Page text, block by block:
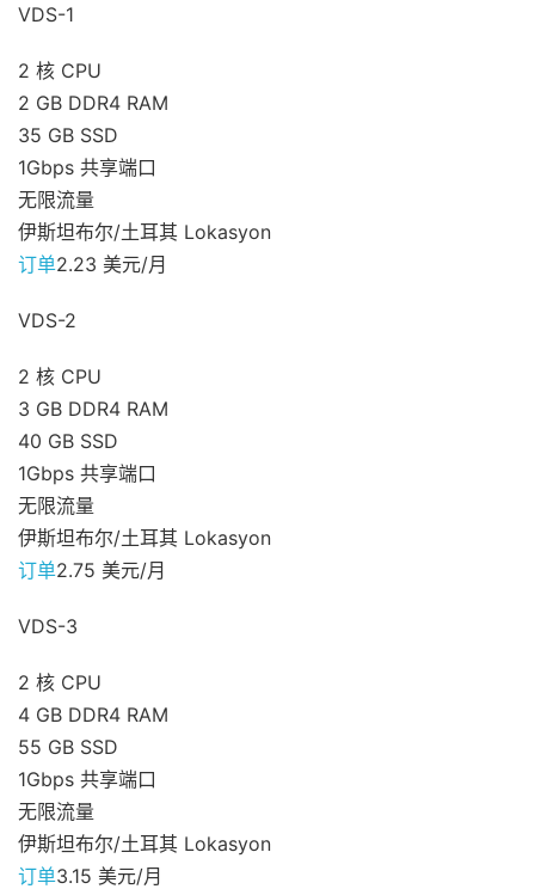
VDS-1
2 核 CPU
2 GB DDR4 RAM
35 GB SSD
1Gbps 共享端口
无限流量
伊斯坦布尔/土耳其 Lokasyon
订单2.23 美元/月
VDS-2
2 核 CPU
3 GB DDR4 RAM
40 GB SSD
1Gbps 共享端口
无限流量
伊斯坦布尔/土耳其 Lokasyon
订单2.75 美元/月
VDS-3
2 核 CPU
4 GB DDR4 RAM
55 GB SSD
1Gbps 共享端口
无限流量
伊斯坦布尔/土耳其 Lokasyon
订单3.15 美元/月